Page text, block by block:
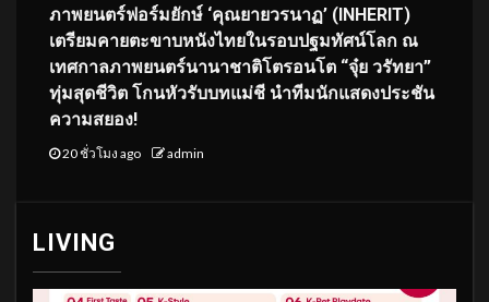
ภาพยนตร์ฟอร์มยักษ์ ‘คุณยายวรนาฏ’ (INHERIT)
เตรียมคายตะขาบหนังไทยในรอบปฐมทัศน์โลก ณ
เทศกาลภาพยนตร์นานาชาติโตรอนโต “จุ๋ย วรัทยา”
ทุ่มสุดชีวิต โกนหัวรับบทแม่ชี นำทีมนักแสดงประชัน
ความสยอง!
20 ชั่วโมง ago admin
LIVING